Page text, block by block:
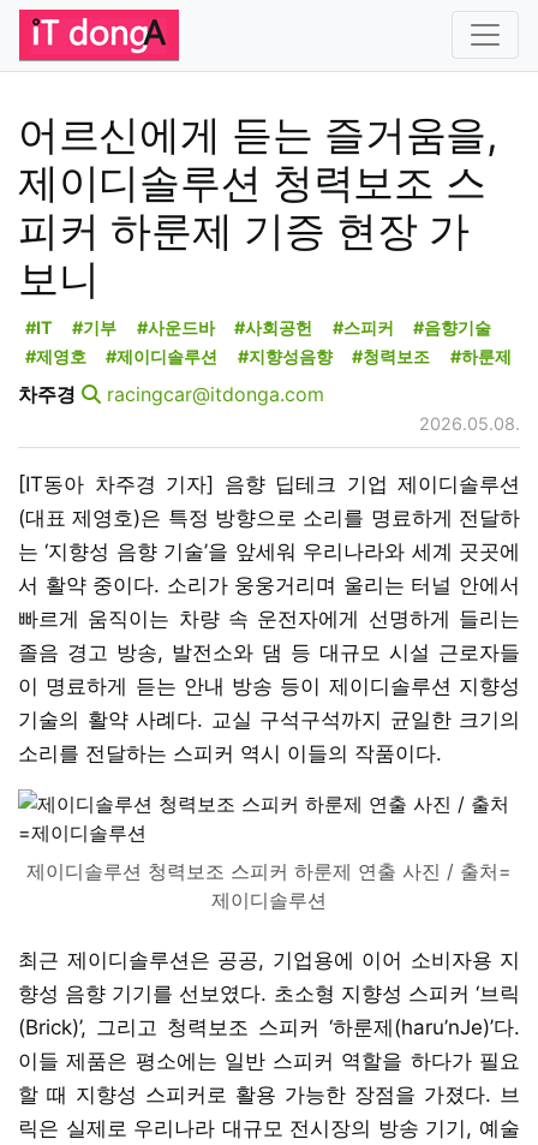
어르신에게 듣는 즐거움을,
제이디솔루션 청력보조 스
피커 하룬제 기증 현장 가
보니
#IT #기부 #사운드바 #사회공헌 #스피커
#음향기술
#제영호
#제이디솔루션 #지향성음향 #청력보조 #하룬제
차주경 racingcar@itdonga.com
2026.05.08.
[IT동아 차주경 기자] 음향 딥테크 기업 제이디솔루션
(대표 제영호)은 특정 방향으로 소리를 명료하게 전달하
는 ‘지향성 음향 기술’을 앞세워 우리나라와 세계 곳곳에
서 활약 중이다. 소리가 웅웅거리며 울리는 터널 안에서
빠르게 움직이는 차량 속 운전자에게 선명하게 들리는
졸음 경고 방송, 발전소와 댐 등 대규모 시설 근로자들
이 명료하게 듣는 안내 방송 등이 제이디솔루션 지향성
기술의 활약 사례다. 교실 구석구석까지 균일한 크기의
소리를 전달하는 스피커 역시 이들의 작품이다.
제이디솔루션 청력보조 스피커 하룬제 연출 사진 / 출처=
제이디솔루션
최근 제이디솔루션은 공공, 기업용에 이어 소비자용 지
향성 음향 기기를 선보였다. 초소형 지향성 스피커 ‘브릭
(Brick)’, 그리고 청력보조 스피커 ‘하룬제(haru’nJe)’다.
이들 제품은 평소에는 일반 스피커 역할을 하다가 필요
할 때 지향성 스피커로 활용 가능한 장점을 가졌다. 브
릭은 실제로 우리나라 대규모 전시장의 방송 기기, 예술